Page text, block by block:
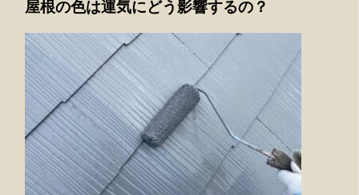
屋根の色は運気にどう影響するの？